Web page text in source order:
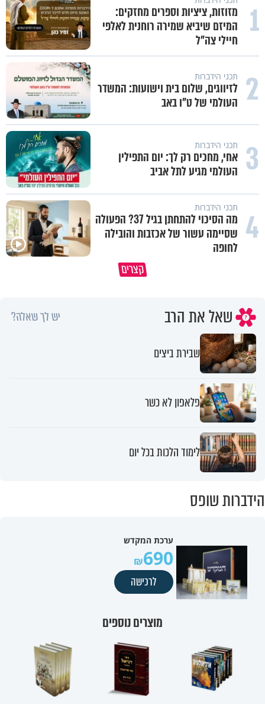
1
מזוזות, ציציות וספרים מחזקים:
המיזם שיביא שמירה רוחנית לאלפי
חיילי צה"ל
2 תכני הידברות
לזיווגים, שלום בית וישועות: המשדר
העולמי של ט"ו באב
3 תכני הידברות
אחי, מחכים רק לך: יום התפילין
העולמי מגיע לתל אביב
4 תכני הידברות
מה הסיכוי להתחתן בגיל 37? הפעולה
שסיימה עשור של אכזבות והובילה
לחופה
קצרים
שאל את הרב יש לך שאלה?
שבירת ביצים
פלאפון לא כשר
לימוד הלכות בכל יום
הידברות שופס
ערכת המקדש
690
לרכישה
מוצרים נוספים